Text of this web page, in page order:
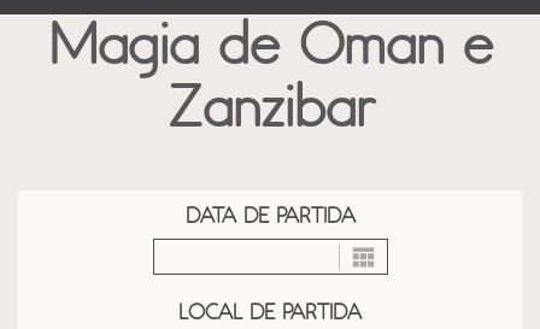
Magia de Oman e
Zanzibar
DATA DE PARTIDA
LOCAL DE PARTIDA